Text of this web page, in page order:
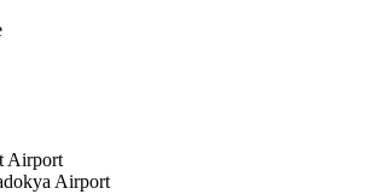
Airport
Airport